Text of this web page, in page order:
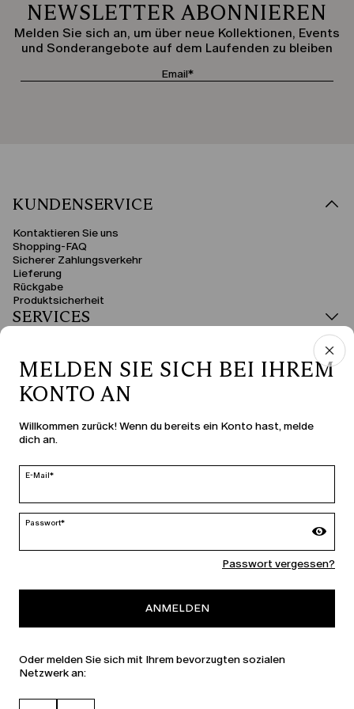
NEWSLETTER ABONNIEREN
Melden Sie sich an, um über neue Kollektionen, Events
und Sonderangebote auf dem Laufenden zu bleiben
KUNDENSERVICE
Kontaktieren Sie uns
Shopping-FAQ
Sicherer Zahlungsverkehr
Lieferung
Rückgabe
Produktsicherheit
SERVICES
LAND UND SPRACHE
ändern
MELDEN SIE SICH BEI IHREM
KONTO AN
Willkommen zurück! Wenn du bereits ein Konto hast, melde
dich an.
E-Mail*
Passwort*
Passwort vergessen?
ANMELDEN
Oder melden Sie sich mit Ihrem bevorzugten sozialen
Netzwerk an: